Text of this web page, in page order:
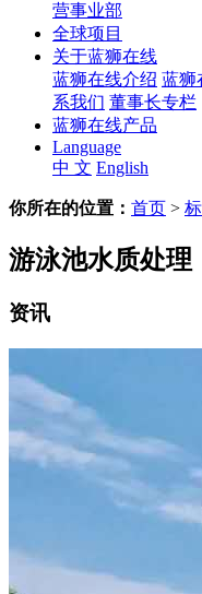
营事业部
全球项目
关于蓝狮在线
蓝狮在线介绍 蓝狮
系我们 董事长专栏
蓝狮在线产品
Language
中 文 English
你所在的位置： 首页 >
游泳池水质处理
资讯